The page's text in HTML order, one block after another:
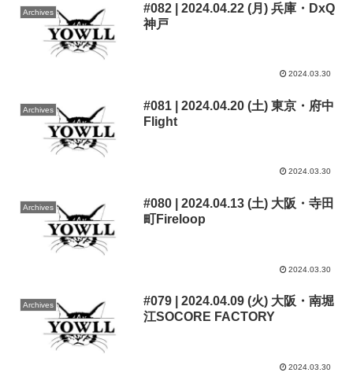
Archives
#082 | 2024.04.22 (月) 兵庫・DxQ
神戸
2024.03.30
Archives
#081 | 2024.04.20 (土) 東京・府中
Flight
2024.03.30
Archives
#080 | 2024.04.13 (土) 大阪・寺田
町Fireloop
2024.03.30
Archives
#079 | 2024.04.09 (火) 大阪・南堀
江SOCORE FACTORY
2024.03.30